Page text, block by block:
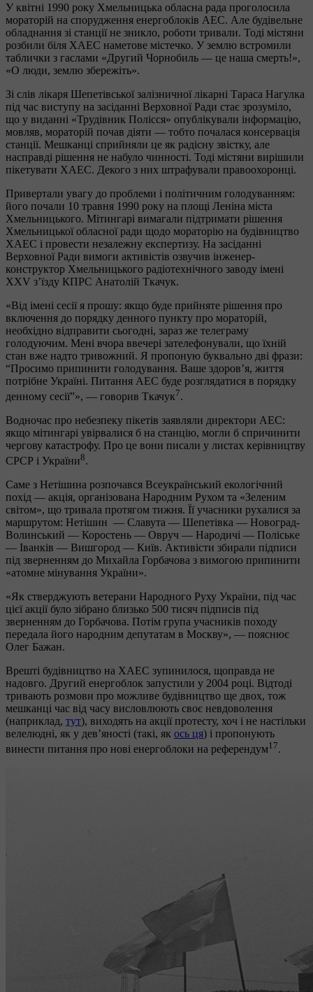
У квітні 1990 року Хмельницька обласна рада проголосила
мораторій на спорудження енергоблоків АЕС. Але будівельне
обладнання зі станції не зникло, роботи тривали. Тоді містяни
розбили біля ХАЕС наметове містечко. У землю встромили
таблички з гаслами «Другий Чорнобиль — це наша смерть!»,
«О люди, землю збережіть».
Зі слів лікаря Шепетівської залізничної лікарні Тараса Нагулка
під час виступу на засіданні Верховної Ради стає зрозуміло,
що у виданні «Трудівник Полісся» опублікували інформацію,
мовляв, мораторій почав діяти — тобто почалася консервація
станції. Мешканці сприйняли це як радісну звістку, але
насправді рішення не набуло чинності. Тоді містяни вирішили
пікетувати ХАЕС. Декого з них штрафували правоохоронці.
Привертали увагу до проблеми і політичним голодуванням:
його почали 10 травня 1990 року на площі Леніна міста
Хмельницького. Мітингарі вимагали підтримати рішення
Хмельницької обласної ради щодо мораторію на будівництво
ХАЕС і провести незалежну експертизу. На засіданні
Верховної Ради вимоги активістів озвучив інженер-
конструктор Хмельницького радіотехнічного заводу імені
ХХV з’їзду КПРС Анатолій Ткачук.
«Від імені сесії я прошу: якщо буде прийняте рішення про
включення до порядку денного пункту про мораторій,
необхідно відправити сьогодні, зараз же телеграму
голодуючим. Мені вчора ввечері зателефонували, що їхній
стан вже надто тривожний. Я пропоную буквально дві фрази:
“Просимо припинити голодування. Ваше здоров’я, життя
потрібне Україні. Питання АЕС буде розглядатися в порядку
денному сесії”», — говорив Ткачук7.
Водночас про небезпеку пікетів заявляли директори АЕС:
якщо мітингарі увірвалися б на станцію, могли б спричинити
чергову катастрофу. Про це вони писали у листах керівництву
СРСР і України8.
Саме з Нетішина розпочався Всеукраїнський екологічний
похід — акція, організована Народним Рухом та «Зеленим
світом», що тривала протягом тижня. Її учасники рухалися за
маршрутом: Нетішин — Славута — Шепетівка — Новоград-
Волинський — Коростень — Овруч — Народичі — Поліське
— Іванків — Вишгород — Київ. Активісти збирали підписи
під зверненням до Михайла Горбачова з вимогою припинити
«атомне мінування України».
«Як стверджують ветерани Народного Руху України, під час
цієї акції було зібрано близько 500 тисяч підписів під
зверненням до Горбачова. Потім група учасників походу
передала його народним депутатам в Москву», — пояснює
Олег Бажан.
Врешті будівництво на ХАЕС зупинилося, щоправда не
надовго. Другий енергоблок запустили у 2004 році. Відтоді
тривають розмови про можливе будівництво ще двох, тож
мешканці час від часу висловлюють своє невдоволення
(наприклад, тут), виходять на акції протесту, хоч і не настільки
велелюдні, як у дев’яності (такі, як ось ця) і пропонують
винести питання про нові енергоблоки на референдум17.